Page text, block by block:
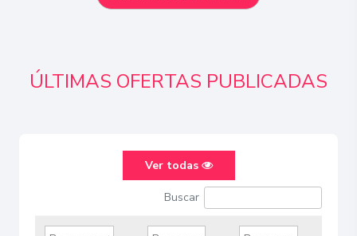
ÚLTIMAS OFERTAS PUBLICADAS
Ver todas
Buscar